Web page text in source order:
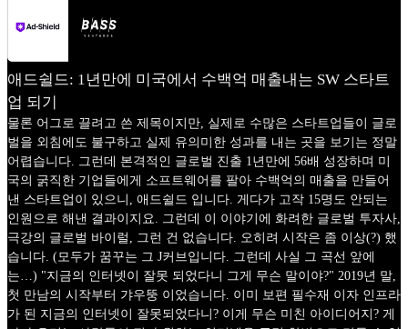
애드쉴드: 1년만에 미국에서 수백억 매출내는 SW 스타트
업 되기
물론 어그로 끌려고 쓴 제목이지만, 실제로 수많은 스타트업들이 글로
벌을 외침에도 불구하고 실제 유의미한 성과를 내는 곳을 보기는 정말
어렵습니다. 그런데 본격적인 글로벌 진출 1년만에 56배 성장하며 미
국의 굵직한 기업들에게 소프트웨어를 팔아 수백억의 매출을 만들어
낸 스타트업이 있으니, 애드쉴드 입니다. 게다가 고작 15명도 안되는
인원으로 해낸 결과이지요. 그런데 이 이야기에 화려한 글로벌 투자사,
극강의 글로벌 바이럴, 그런 건 없습니다. 오히려 시작은 좀 이상(?) 했
습니다. (모두가 꿈꾸는 그 J커브입니다. 그런데 사실 그 곡선 앞에
는…) "지금의 인터넷이 잘못 되었다니 그게 무슨 말이야?" 2019년 말,
첫 만남의 시작부터 갸우뚱 이었습니다. 이미 보편 필수재 이자 인프라
가 된 지금의 인터넷이 잘못되었다니? 이게 무슨 미친 아이디어지? 게